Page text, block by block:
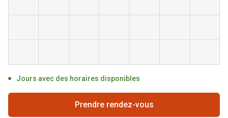
Pearle Lunettes Sans Soucis Kids+
Actions
de vue complètes
3 pour 1 : acheter, obtenir et offrir des lunettes
Voir toutes les actions
Marques
iWear
Jours avec des horaires disponibles
Prendre rendez-vous